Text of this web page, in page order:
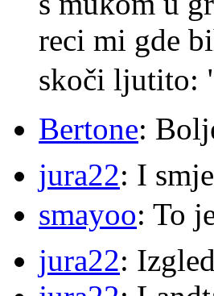
reci mi gde
skoči ljutito:
Bertone:
jura22: I
smayoo: To
jura22: